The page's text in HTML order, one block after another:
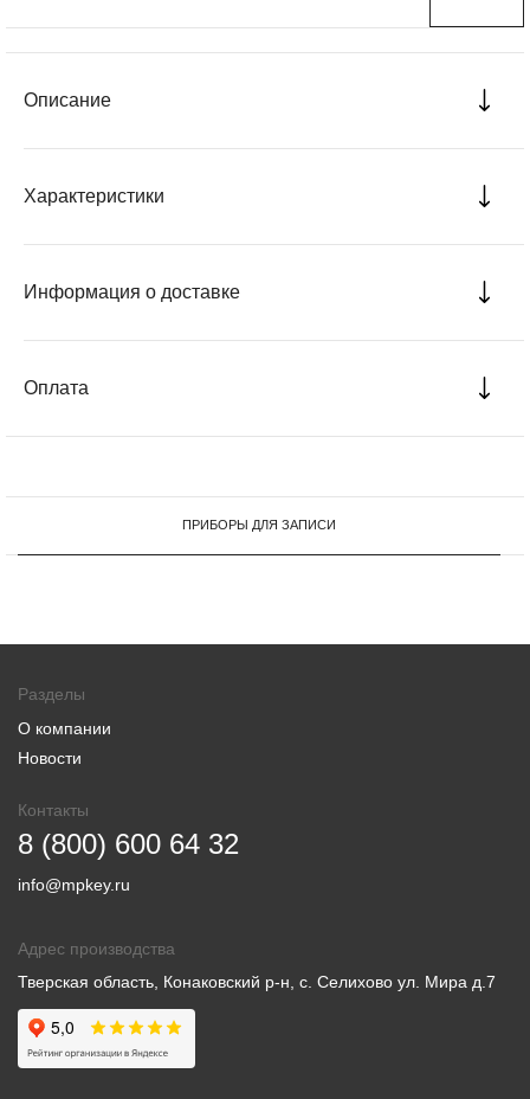
Описание
Характеристики
Информация о доставке
Оплата
ПРИБОРЫ ДЛЯ ЗАПИСИ
Разделы
О компании
Новости
Контакты
8 (800) 600 64 32
info@mpkey.ru
Адрес производства
Тверская область, Конаковский р-н, с. Селихово ул. Мира д.7